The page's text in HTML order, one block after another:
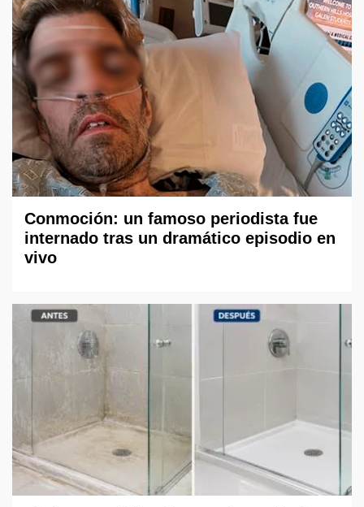
Conmoción: un famoso periodista fue
internado tras un dramático episodio en
vivo